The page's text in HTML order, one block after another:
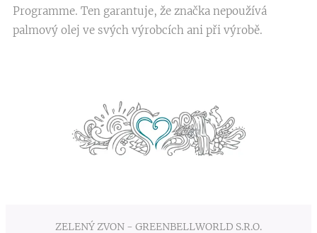
Programme. Ten garantuje, že značka nepoužívá
palmový olej ve svých výrobcích ani při výrobě.
ZELENÝ ZVON - GREENBELLWORLD S.R.O.